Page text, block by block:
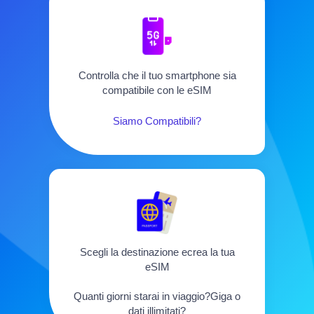
Controlla che il tuo smartphone sia
compatibile con le eSIM
Siamo Compatibili?
Scegli la destinazione ecrea la tua
eSIM
Quanti giorni starai in viaggio?Giga o
dati illimitati?